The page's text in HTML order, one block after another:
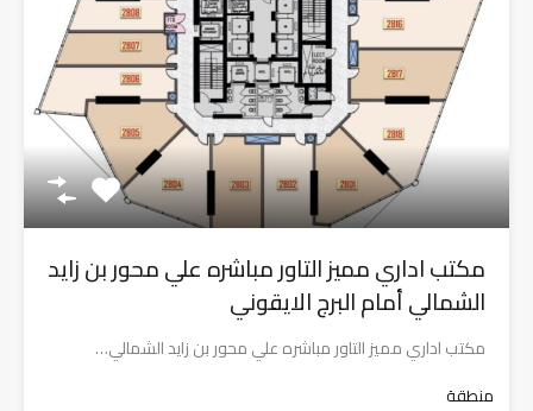
مكتب اداري مميز التاور مباشره علي محور بن زايد
الشمالي أمام البرج الايقوني
مكتب اداري مميز التاور مباشره علي محور بن زايد الشمالي…
منطقة